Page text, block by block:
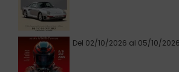
Del 02/10/2026 al 05/10/2026